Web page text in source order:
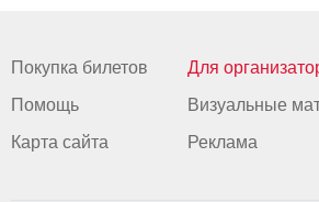
Покупка билетов
Помощь
Карта сайта
Для
Визуальные
Реклама